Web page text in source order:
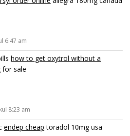
6:47 am
how to get oxytrol without a
for sale
8:23 am
endep cheap toradol 10mg usa